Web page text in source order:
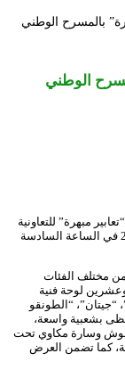
بالمسرح الوطني
الوطني
مبهرة” للتعاونية
الثقافية والفنية “نوارة إيدامي” يوم الخميس 02 ماي 2024 في الساعة السادسة
مختلف الفئات
لوحة فنية
“الطونقو
بشعبية واسعة،
وسارة مكاوي تحت
كما تضمن العرض